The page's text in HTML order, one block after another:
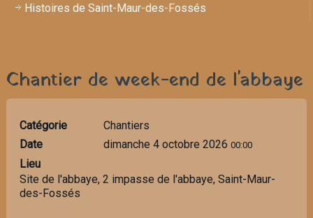
Histoires de Saint-Maur-des-Fossés
Chantier de week-end de l'abbaye
Catégorie
Chantiers
Date
dimanche 4 octobre 2026 00:00
Lieu
Site de l'abbaye, 2 impasse de l'abbaye, Saint-Maur-
des-Fossés